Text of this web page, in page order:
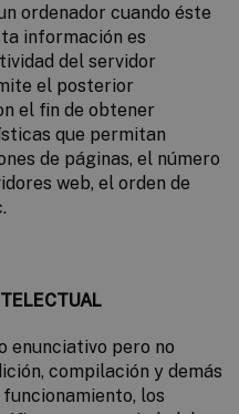
ordenador cuando éste
información es
del servidor
el posterior
el fin de obtener
que permitan
de páginas, el número
web, el orden de
enunciativo pero no
compilación y demás
los